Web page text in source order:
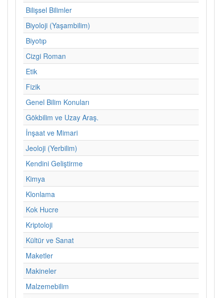
Bilişsel Bilimler
Biyoloji (Yaşambilim)
Biyotıp
Cizgi Roman
Etik
Fizik
Genel Bilim Konuları
Gökbilim ve Uzay Araş.
İnşaat ve Mimari
Jeoloji (Yerbilim)
Kendini Geliştirme
Kimya
Klonlama
Kok Hucre
Kriptoloji
Kültür ve Sanat
Maketler
Makineler
Malzemebilim